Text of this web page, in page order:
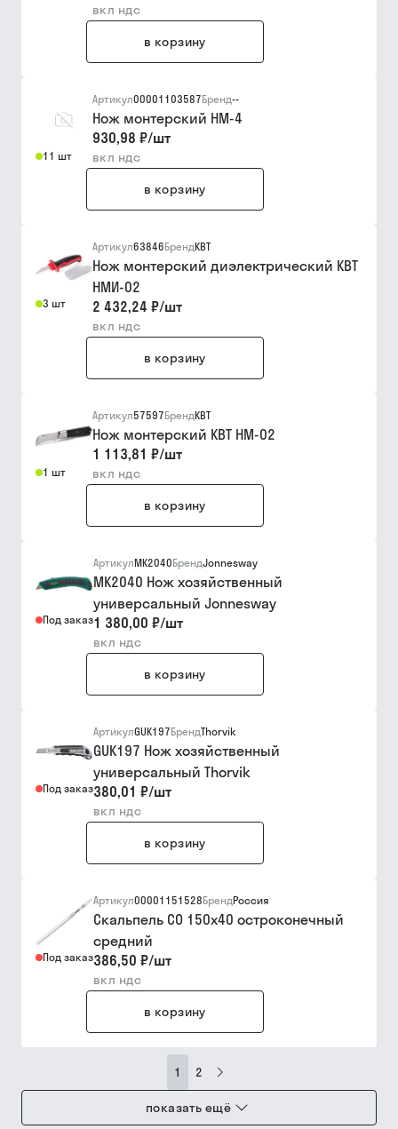
вкл ндс
в корзину
11 шт
Артикул00001103587Бренд--
Нож монтерский НМ-4
930,98 ₽/шт
вкл ндс
в корзину
3 шт
Артикул63846БрендКВТ
Нож монтерский диэлектрический КВТ
НМИ-02
2 432,24 ₽/шт
вкл ндс
в корзину
1 шт
Артикул57597БрендКВТ
Нож монтерский КВТ НМ-02
1 113,81 ₽/шт
вкл ндс
в корзину
Под заказ
АртикулMK2040БрендJonnesway
MK2040 Нож хозяйственный
универсальный Jonnesway
1 380,00 ₽/шт
вкл ндс
в корзину
Под заказ
АртикулGUK197БрендThorvik
GUK197 Нож хозяйственный
универсальный Thorvik
380,01 ₽/шт
вкл ндс
в корзину
Под заказ
Артикул00001151528БрендРоссия
Скальпель СО 150х40 остроконечный
средний
386,50 ₽/шт
вкл ндс
в корзину
1 2
показать ещё